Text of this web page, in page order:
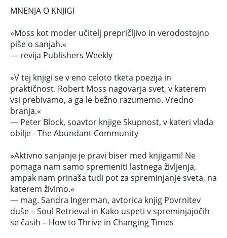
MNENJA O KNJIGI
»Moss kot moder učitelj prepričljivo in verodostojno
piše o sanjah.«
— revija Publishers Weekly
»V tej knjigi se v eno celoto tketa poezija in
praktičnost. Robert Moss nagovarja svet, v katerem
vsi prebivamo, a ga le bežno razumemo. Vredno
branja.«
— Peter Block, soavtor knjige Skupnost, v kateri vlada
obilje - The Abundant Community
»Aktivno sanjanje je pravi biser med knjigami! Ne
pomaga nam samo spremeniti lastnega življenja,
ampak nam prinaša tudi pot za spreminjanje sveta, na
katerem živimo.«
— mag. Sandra Ingerman, avtorica knjig Povrnitev
duše – Soul Retrieval in Kako uspeti v spreminjajočih
se časih – How to Thrive in Changing Times